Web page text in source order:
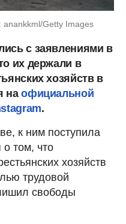
Getty Images
с заявлениями в
их держали в
хозяйств в
наофициальной
.
к ним поступила
том, что
хозяйств
трудовой
свободы